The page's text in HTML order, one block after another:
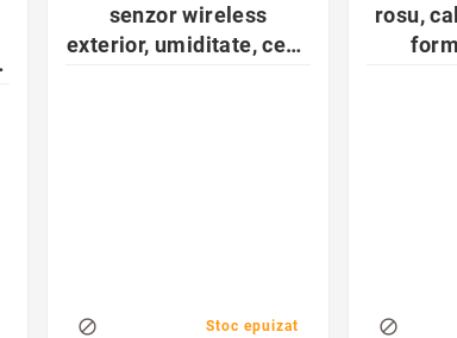
senzor wireless
exterior, umiditate, ceas
 Stoc epuizat
rosu,
